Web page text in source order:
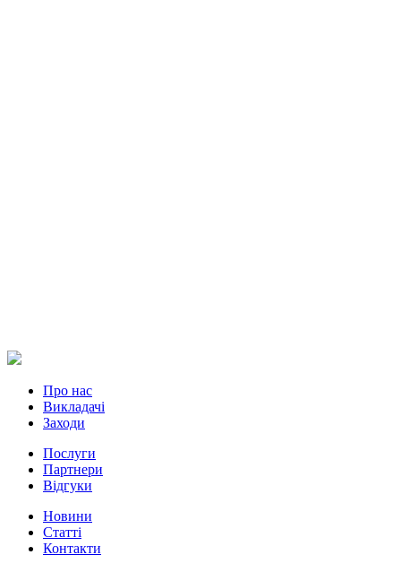
Про нас
Викладачі
Заходи
Послуги
Партнери
Відгуки
Новини
Статті
Контакти